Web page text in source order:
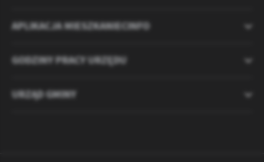
APLIKACJA MIESZKANIECINFO
GODZINY PRACY URZĘDU
URZĄD GMINY